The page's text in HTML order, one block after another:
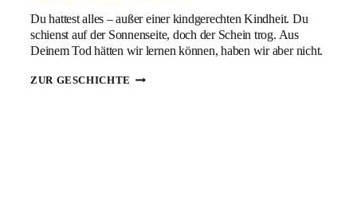
Du hattest alles – außer einer kindgerechten Kindheit. Du
schienst auf der Sonnenseite, doch der Schein trog. Aus
Deinem Tod hätten wir lernen können, haben wir aber nicht.
ZUR GESCHICHTE ZU